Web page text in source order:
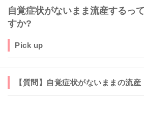
自覚症状がないまま流産するっ
すか?
Pick up
【質問】自覚症状がないままの流産